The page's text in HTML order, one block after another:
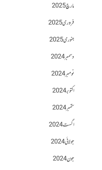
مارچ 2025
فروری 2025
جنوری 2025
دسمبر 2024
نومبر 2024
اکتوبر 2024
ستمبر 2024
اگست 2024
جولائی 2024
جون 2024